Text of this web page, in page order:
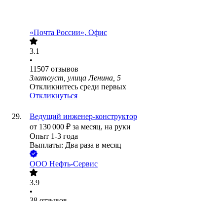
«Почта России», Офис
3.1
•
11507 отзывов
Златоуст, улица Ленина, 5
Откликнитесь среди первых
Откликнуться
Ведущий инженер-конструктор
от 130 000 ₽ за месяц, на руки
Опыт 1-3 года
Выплаты: Два раза в месяц
ООО Нефть-Сервис
3.9
•